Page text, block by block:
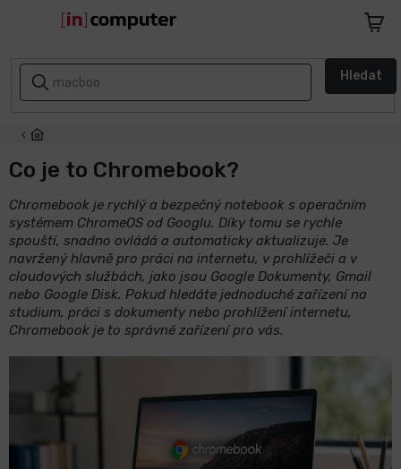
Hledat
AKCE
SLEVY
DO
ŠKOLY
Notebooky
Počítače
Telefony
a
LCD
Co je to Chromebook?
Chromebook je rychlý a bezpečný notebook s operačním
systémem ChromeOS od Googlu. Díky tomu se rychle
spouští, snadno ovládá a automaticky aktualizuje. Je
navržený hlavně pro práci na internetu, v prohlížeči a v
cloudových službách, jako jsou Google Dokumenty, Gmail
nebo Google Disk. Pokud hledáte jednoduché zařízení na
studium, práci s dokumenty nebo prohlížení internetu,
Chromebook je to správné zařízení pro vás.